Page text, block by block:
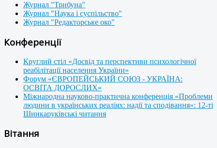
Журнал "Трибуна"
Журнал "Наука і суспільство"
Журнал "Редакторське око"
Конференції
Круглий стіл «Досвід та перспективи психологічної
реабілітації населення України»
Форум «ЄВРОПЕЙСЬКИЙ СОЮЗ - УКРАЇНА:
ОСВІТА ДОРОСЛИХ»
Міжнародна науково-практична конференція «Проблеми
людини в українських реаліях: надії та сподівання»: 12-ті
Шинкаруківські читання
Вітання